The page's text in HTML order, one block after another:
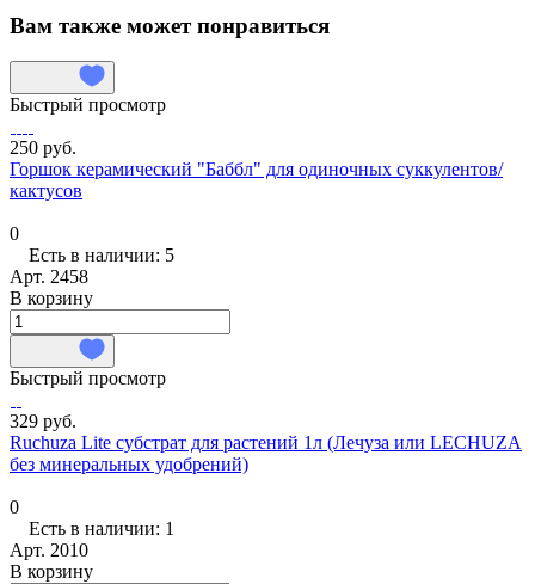
Вам также может понравиться
Быстрый просмотр
250 руб.
Горшок керамический "Баббл" для одиночных суккулентов/
кактусов
0
Есть в наличии: 5
Арт. 2458
В корзину
Быстрый просмотр
329 руб.
Ruchuza Lite субстрат для растений 1л (Лечуза или LECHUZA
без минеральных удобрений)
0
Есть в наличии: 1
Арт. 2010
В корзину